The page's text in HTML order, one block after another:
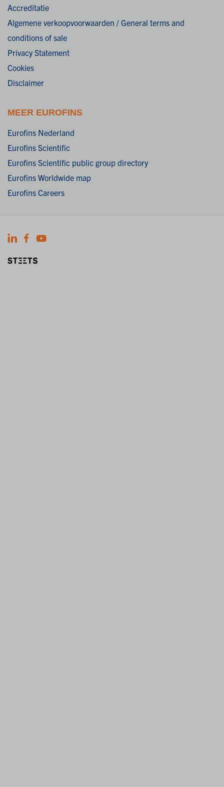
Accreditatie
Algemene verkoopvoorwaarden / General terms and
conditions of sale
Privacy Statement
Cookies
Disclaimer
MEER EUROFINS
Eurofins Nederland
Eurofins Scientific
Eurofins Scientific public group directory
Eurofins Worldwide map
Eurofins Careers